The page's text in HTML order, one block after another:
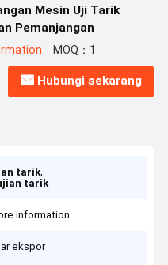
Mesin Uji Tarik
Pemanjangan
MOQ：1
Hubungi sekarang
tarik,
tarik
information
ekspor